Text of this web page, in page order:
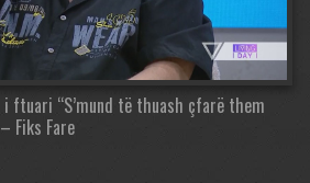
ftuari “S’mund të thuash çfarë them
Fiks Fare